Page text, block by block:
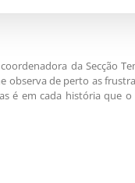
da Secção
observa de perto as
é em cada história que